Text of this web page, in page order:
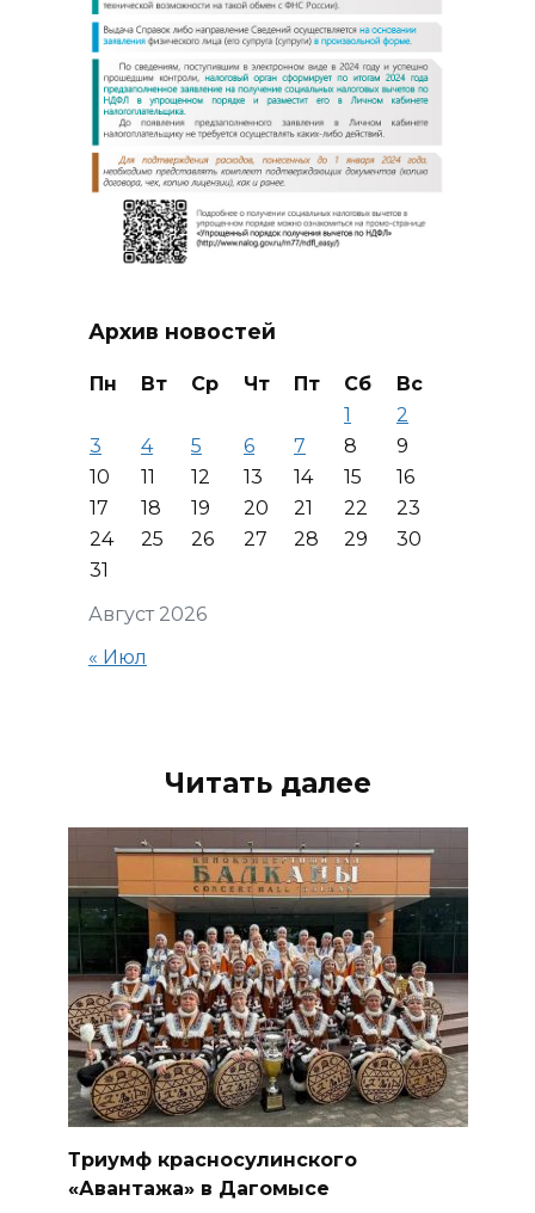
Архив новостей
Август 2026
Пн Вт Ср Чт Пт Сб
Вс
1
2
3
4 5 6 7 8
9
10
11 12 13 14 15
16
17
18 19 20 21 22
23
24
25 26 27 28 29
30
31
« Июл
Читать далее
Триумф красносулинского
«Авантажа» в Дагомысе